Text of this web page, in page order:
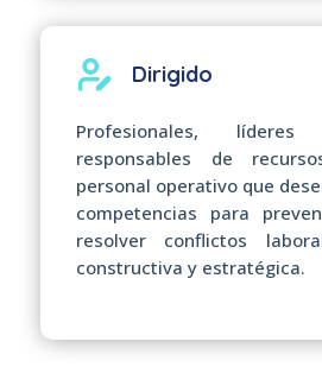
Dirigido
Profesionales,
responsables de
personal operativo que
competencias para
resolver conflictos
constructiva y estratégica.